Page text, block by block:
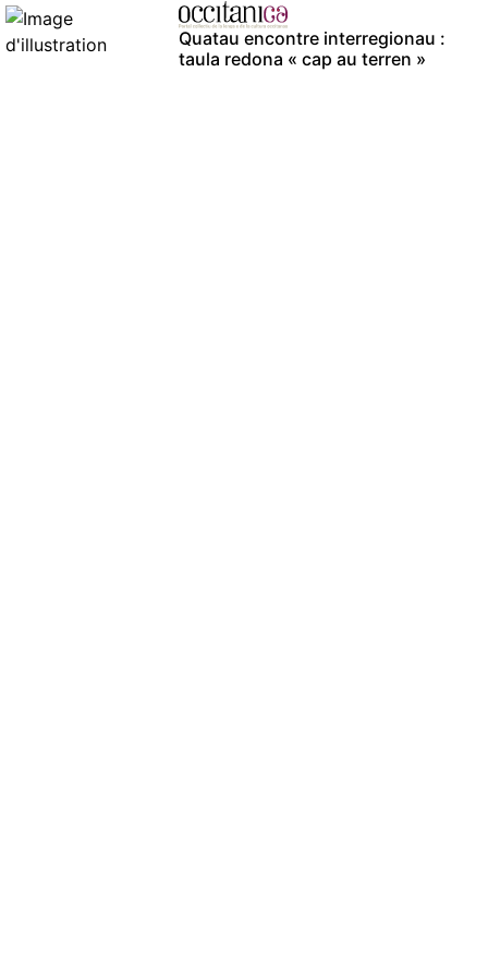
Quatau encontre interregionau :
taula redona « cap au terren »